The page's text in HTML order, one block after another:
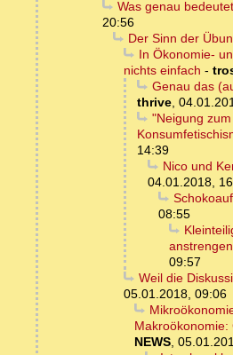
Was genau
20:56
Der Sinn der
In Ökonomie-
nichts einfach -
Genau das
thrive,
"Neigung
14:39
Nico und
04.01.2018,
08:55
09:57
Weil die
05.01.2018, 09:06
Makroökonomie:
NEWS,